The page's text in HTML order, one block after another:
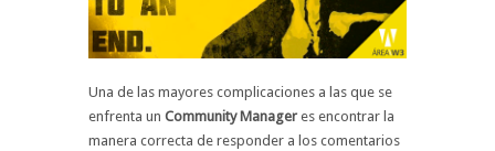
Una de las mayores complicaciones a las que se
enfrenta un Community Manager es encontrar la
manera correcta de responder a los comentarios